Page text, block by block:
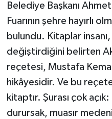
Belediye Başkanı
Fuarının şehre hayırlı
bulundu. Kitaplar insanı,
değiştirdiğini belirten
reçetesi, Mustafa
hikâyesidir. Ve bu
kitaptır. Şurası çok
durursak, muasır